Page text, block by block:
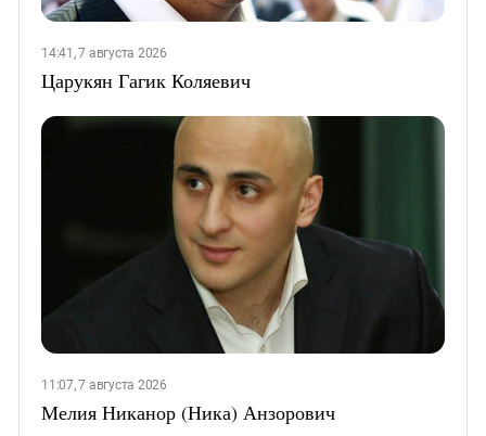
14:41, 7 августа 2026
Царукян Гагик Коляевич
11:07, 7 августа 2026
Мелия Никанор (Ника) Анзорович